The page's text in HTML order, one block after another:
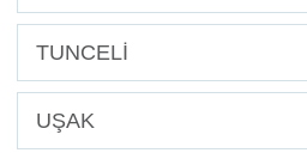
TUNCELİ
UŞAK